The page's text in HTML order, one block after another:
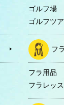
ゴルフ場
ゴルフツ
フラ
フラ用品
フラレッ